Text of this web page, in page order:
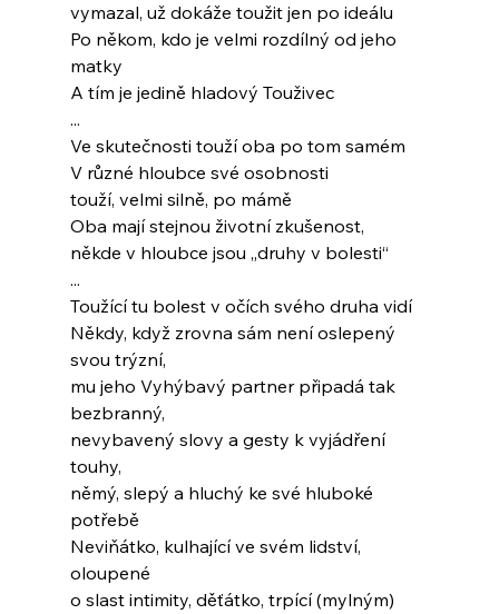
vymazal, už dokáže toužit jen po ideálu
Po někom, kdo je velmi rozdílný od jeho
matky
A tím je jedině hladový Touživec
...
Ve skutečnosti touží oba po tom samém
V různé hloubce své osobnosti
touží, velmi silně, po mámě
Oba mají stejnou životní zkušenost,
někde v hloubce jsou „druhy v bolesti“
...
Toužící tu bolest v očích svého druha vidí
Někdy, když zrovna sám není oslepený
svou trýzní,
mu jeho Vyhýbavý partner připadá tak
bezbranný,
nevybavený slovy a gesty k vyjádření
touhy,
němý, slepý a hluchý ke své hluboké
potřebě
Neviňátko, kulhající ve svém lidství,
oloupené
o slast intimity, děťátko, trpící (mylným)